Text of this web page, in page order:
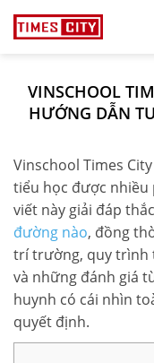
1 P/NGỦ
3–5 P/NGỦ
TIMES CITY
PARK HILL
PARK PREMIUM
TIN TỨC
VINSCHOOL
HƯỚNG DẪN
Vinschool Times
tiểu học được nhiều
viết này giải đáp
đường nào, đồng
trí trường, quy trình
và những đánh giá
huynh có cái nhìn
quyết định.